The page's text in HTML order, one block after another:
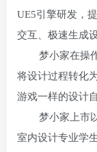
UE5引擎研发，
交互、极速生成
梦小家在操作
将设计过程转化
游戏一样的设计
梦小家上市以
室内设计专业学